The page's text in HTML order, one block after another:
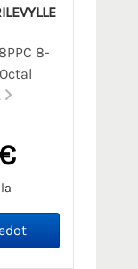
8-